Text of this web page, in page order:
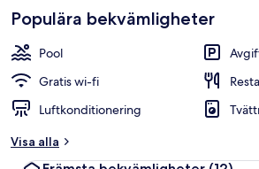
Populära bekvämligheter
Pool
Gratis wi-fi
Luftkonditionering
Visa alla